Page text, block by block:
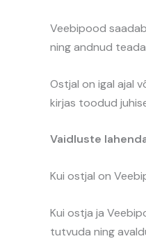
Veebipood
ning andnud
Ostjal on igal ajal
kirjas toodud
Vaidluste
Kui ostjal on
Kui ostja ja
tutvuda ning